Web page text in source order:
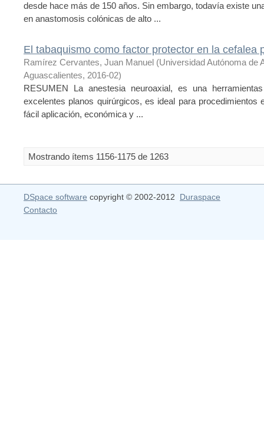
desde hace más de 150 años. Sin embargo, todavía existe
en anastomosis colónicas de alto ...
El tabaquismo como factor protector en la cefalea
Ramírez Cervantes, Juan Manuel (Universidad Autónoma de
Aguascalientes, 2016-02)
RESUMEN La anestesia neuroaxial, es una
excelentes planos quirúrgicos, es ideal para
fácil aplicación, económica y ...
Mostrando ítems 1156-1175 de 1263
DSpace software copyright © 2002-2012 Duraspace
Contacto